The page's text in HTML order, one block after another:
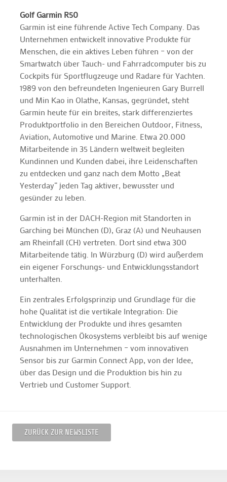
Golf Garmin R50
Garmin ist eine führende Active Tech Company. Das
Unternehmen entwickelt innovative Produkte für
Menschen, die ein aktives Leben führen – von der
Smartwatch über Tauch- und Fahrradcomputer bis zu
Cockpits für Sportflugzeuge und Radare für Yachten.
1989 von den befreundeten Ingenieuren Gary Burrell
und Min Kao in Olathe, Kansas, gegründet, steht
Garmin heute für ein breites, stark differenziertes
Produktportfolio in den Bereichen Outdoor, Fitness,
Aviation, Automotive und Marine. Etwa 20.000
Mitarbeitende in 35 Ländern weltweit begleiten
Kundinnen und Kunden dabei, ihre Leidenschaften
zu entdecken und ganz nach dem Motto „Beat
Yesterday“ jeden Tag aktiver, bewusster und
gesünder zu leben.
Garmin ist in der DACH-Region mit Standorten in
Garching bei München (D), Graz (A) und Neuhausen
am Rheinfall (CH) vertreten. Dort sind etwa 300
Mitarbeitende tätig. In Würzburg (D) wird außerdem
ein eigener Forschungs- und Entwicklungsstandort
unterhalten.
Ein zentrales Erfolgsprinzip und Grundlage für die
hohe Qualität ist die vertikale Integration: Die
Entwicklung der Produkte und ihres gesamten
technologischen Ökosystems verbleibt bis auf wenige
Ausnahmen im Unternehmen – vom innovativen
Sensor bis zur Garmin Connect App, von der Idee,
über das Design und die Produktion bis hin zu
Vertrieb und Customer Support.
ZURÜCK ZUR NEWSLISTE